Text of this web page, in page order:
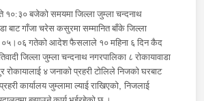
१०:३० बजेको समयमा जिल्ला जुम्ला चन्दनाथ
बाट गाँजा चरेस कसुरमा सम्मानित बाँके जिल्ला
गतेको आदेश फैसलाले १० महिना ६ दिन कैद
जिल्ला जुम्ला चन्दनाथ नगरपालिका ८ रोकायावाडा
रोकायालाई ४ जनाको प्रहरी टोलिले निजको घरबाट
कार्यालय जुम्लामा ल्याई राखिएको निजलाई